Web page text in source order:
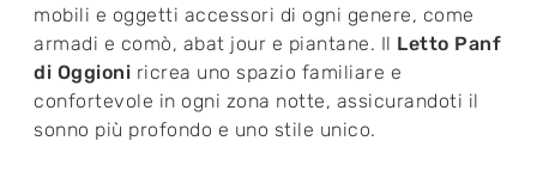
mobili e oggetti accessori di ogni genere, come
armadi e comò, abat jour e piantane. Il Letto Panf
di Oggioni ricrea uno spazio familiare e
confortevole in ogni zona notte, assicurandoti il
sonno più profondo e uno stile unico.